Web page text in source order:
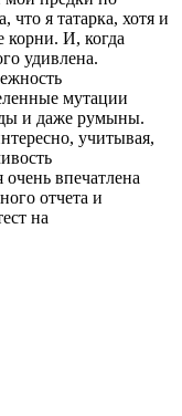
я татарка, хотя и
корни. И, когда
удивлена.
мутации
и даже румыны.
учитывая,
впечатлена
отчета и
на